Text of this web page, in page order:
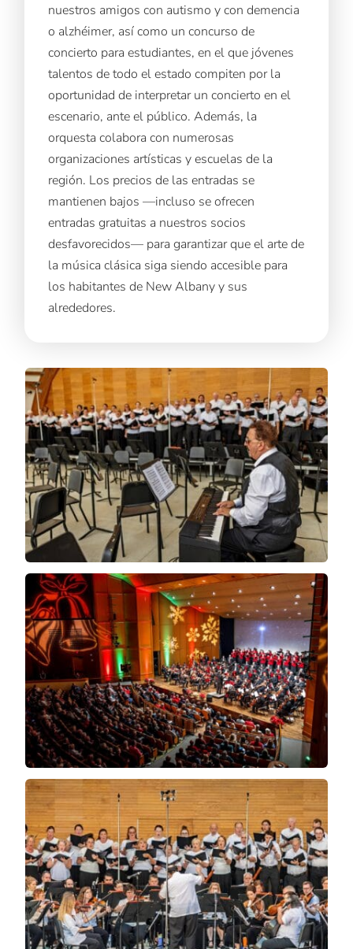
nuestros amigos con autismo y con demencia
o alzhéimer, así como un concurso de
concierto para estudiantes, en el que jóvenes
talentos de todo el estado compiten por la
oportunidad de interpretar un concierto en el
escenario, ante el público. Además, la
orquesta colabora con numerosas
organizaciones artísticas y escuelas de la
región. Los precios de las entradas se
mantienen bajos —incluso se ofrecen
entradas gratuitas a nuestros socios
desfavorecidos— para garantizar que el arte de
la música clásica siga siendo accesible para
los habitantes de New Albany y sus
alrededores.